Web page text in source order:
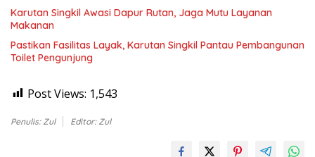
Karutan Singkil Awasi Dapur Rutan, Jaga Mutu Layanan
Makanan
Pastikan Fasilitas Layak, Karutan Singkil Pantau Pembangunan
Toilet Pengunjung
Post Views: 1,543
Penulis: Zul Editor: Zul